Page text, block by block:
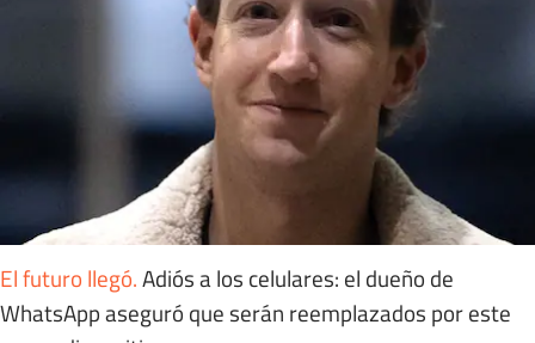
El futuro llegó.Adiós a los celulares: el dueño de
WhatsApp aseguró que serán reemplazados por este